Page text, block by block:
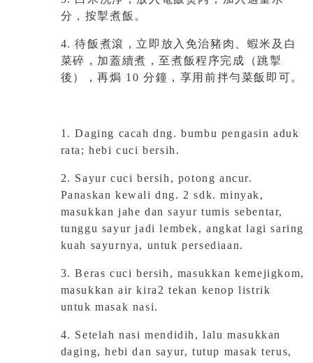
分，按掣煮飯。
4.待飯煮滾，立即放入免治豬肉、蝦米及白
菜碎，加蓋續煮，至煮飯程序完成（跳掣
後），再焗 10 分鐘，享用前拌勻菜飯即可。
1. Daging cacah dng. bumbu pengasin aduk
rata; hebi cuci bersih.
2. Sayur cuci bersih, potong ancur.
Panaskan kewali dng. 2 sdk. minyak,
masukkan jahe dan sayur tumis sebentar,
tunggu sayur jadi lembek, angkat lagi saring
kuah sayurnya, untuk persediaan.
3. Beras cuci bersih, masukkan kemejigkom,
masukkan air kira2 tekan kenop listrik
untuk masak nasi.
4. Setelah nasi mendidih, lalu masukkan
daging, hebi dan sayur, tutup masak terus,